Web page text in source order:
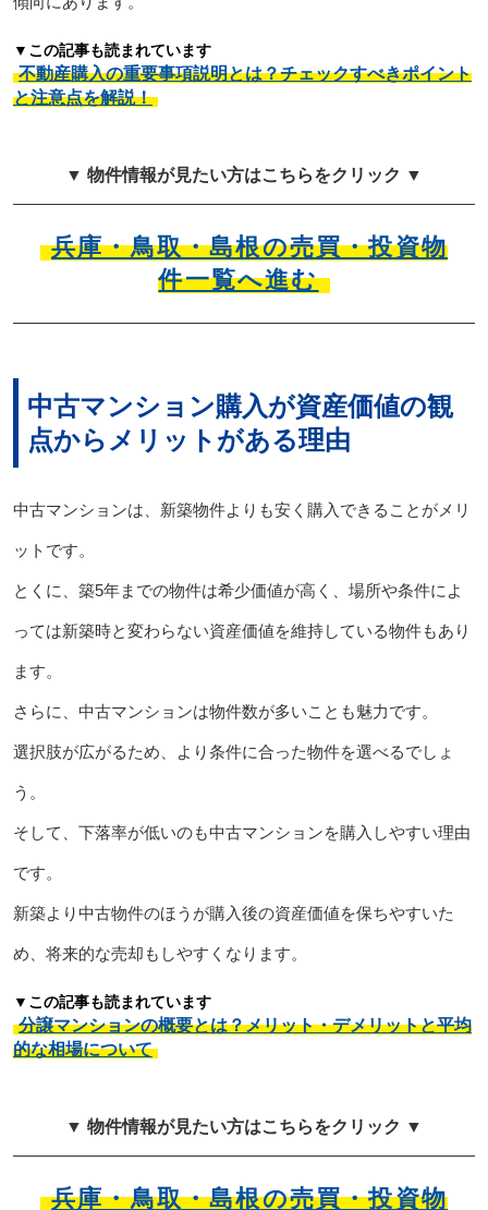
▼この記事も読まれています
不動産購入の重要事項説明とは？チェックすべきポイント
と注意点を解説！
▼ 物件情報が見たい方はこちらをクリック ▼
兵庫・鳥取・島根の売買・投資物
件一覧へ進む
中古マンション購入が資産価値の観
点からメリットがある理由
中古マンションは、新築物件よりも安く購入できることがメリ
ットです。
とくに、築5年までの物件は希少価値が高く、場所や条件によ
っては新築時と変わらない資産価値を維持している物件もあり
ます。
さらに、中古マンションは物件数が多いことも魅力です。
選択肢が広がるため、より条件に合った物件を選べるでしょ
う。
そして、下落率が低いのも中古マンションを購入しやすい理由
です。
新築より中古物件のほうが購入後の資産価値を保ちやすいた
め、将来的な売却もしやすくなります。
▼この記事も読まれています
分譲マンションの概要とは？メリット・デメリットと平均
的な相場について
▼ 物件情報が見たい方はこちらをクリック ▼
兵庫・鳥取・島根の売買・投資物